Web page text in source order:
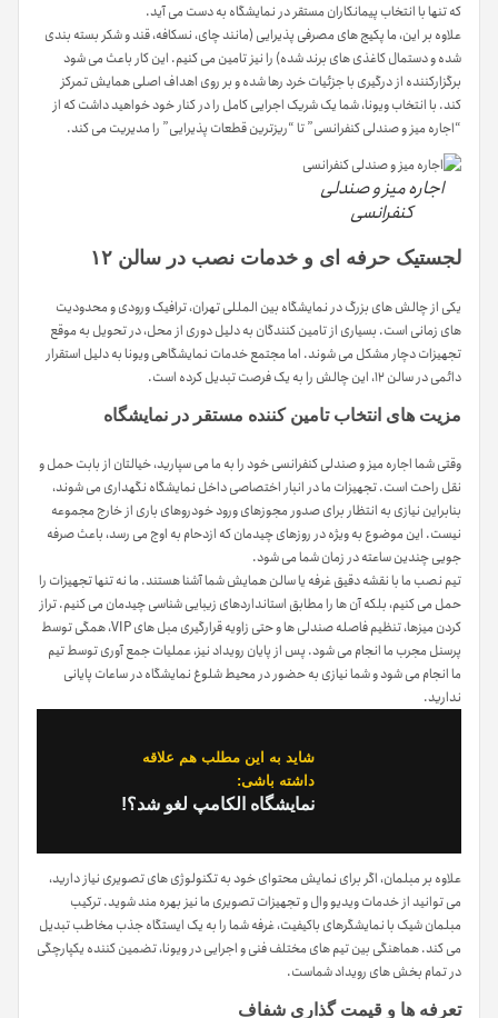
که تنها با انتخاب پیمانکاران مستقر در نمایشگاه به دست می آید.
علاوه بر این، ما پکیج های مصرفی پذیرایی (مانند چای، نسکافه، قند و شکر بسته بندی
شده و دستمال کاغذی های برند شده) را نیز تامین می کنیم. این کار باعث می شود
برگزارکننده از درگیری با جزئیات خرد رها شده و بر روی اهداف اصلی همایش تمرکز
کند. با انتخاب ویونا، شما یک شریک اجرایی کامل را در کنار خود خواهید داشت که از
“اجاره میز و صندلی کنفرانسی” تا “ریزترین قطعات پذیرایی” را مدیریت می کند.
اجاره میز و صندلی
کنفرانسی
لجستیک حرفه ای و خدمات نصب در سالن ۱۲
یکی از چالش های بزرگ در نمایشگاه بین المللی تهران، ترافیک ورودی و محدودیت
های زمانی است. بسیاری از تامین کنندگان به دلیل دوری از محل، در تحویل به موقع
تجهیزات دچار مشکل می شوند. اما مجتمع خدمات نمایشگاهی ویونا به دلیل استقرار
دائمی در سالن ۱۲، این چالش را به یک فرصت تبدیل کرده است.
مزیت های انتخاب تامین کننده مستقر در نمایشگاه
وقتی شما اجاره میز و صندلی کنفرانسی خود را به ما می سپارید، خیالتان از بابت حمل و
نقل راحت است. تجهیزات ما در انبار اختصاصی داخل نمایشگاه نگهداری می شوند،
بنابراین نیازی به انتظار برای صدور مجوزهای ورود خودروهای باری از خارج مجموعه
نیست. این موضوع به ویژه در روزهای چیدمان که ازدحام به اوج می رسد، باعث صرفه
جویی چندین ساعته در زمان شما می شود.
تیم نصب ما با نقشه دقیق غرفه یا سالن همایش شما آشنا هستند. ما نه تنها تجهیزات را
حمل می کنیم، بلکه آن ها را مطابق استانداردهای زیبایی شناسی چیدمان می کنیم. تراز
کردن میزها، تنظیم فاصله صندلی ها و حتی زاویه قرارگیری مبل های VIP، همگی توسط
پرسنل مجرب ما انجام می شود. پس از پایان رویداد نیز، عملیات جمع آوری توسط تیم
ما انجام می شود و شما نیازی به حضور در محیط شلوغ نمایشگاه در ساعات پایانی
ندارید.
شاید به این مطلب هم علاقه
داشته باشی:
نمایشگاه الکامپ لغو شد؟!
علاوه بر مبلمان، اگر برای نمایش محتوای خود به تکنولوژی های تصویری نیاز دارید،
می توانید از خدمات ویدیو وال و تجهیزات تصویری ما نیز بهره مند شوید. ترکیب
مبلمان شیک با نمایشگرهای باکیفیت، غرفه شما را به یک ایستگاه جذب مخاطب تبدیل
می کند. هماهنگی بین تیم های مختلف فنی و اجرایی در ویونا، تضمین کننده یکپارچگی
در تمام بخش های رویداد شماست.
تعرفه ها و قیمت گذاری شفاف